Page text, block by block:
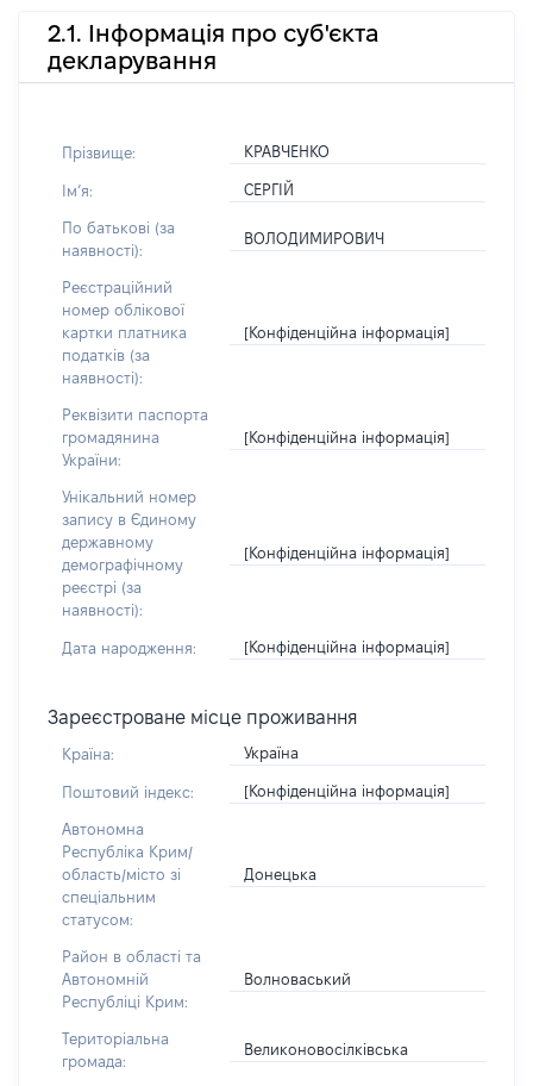
2.1. Інформація про суб'єкта
декларування
Прізвище: КРАВЧЕНКО
Імʼя: СЕРГІЙ
По батькові (за
наявності):
ВОЛОДИМИРОВИЧ
Реєстраційний
номер облікової
картки платника
податків (за
наявності):
[Конфіденційна інформація]
Реквізити паспорта
громадянина
України:
[Конфіденційна інформація]
Унікальний номер
запису в Єдиному
державному
демографічному
реєстрі (за
наявності):
[Конфіденційна інформація]
Дата народження: [Конфіденційна інформація]
Зареєстроване місце проживання
Країна: Україна
Поштовий індекс: [Конфіденційна інформація]
Автономна
Республіка Крим/
область/місто зі
спеціальним
статусом:
Донецька
Район в області та
Автономній
Республіці Крим:
Волноваський
Територіальна
громада:
Великоновосілківська